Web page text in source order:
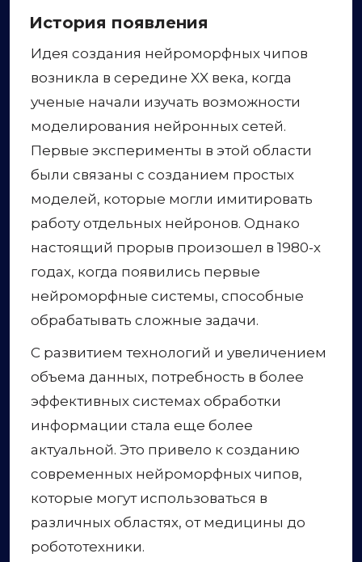
История появления
Идея создания нейроморфных чипов
возникла в середине XX века, когда
ученые начали изучать возможности
моделирования нейронных сетей.
Первые эксперименты в этой области
были связаны с созданием простых
моделей, которые могли имитировать
работу отдельных нейронов. Однако
настоящий прорыв произошел в 1980-х
годах, когда появились первые
нейроморфные системы, способные
обрабатывать сложные задачи.
С развитием технологий и увеличением
объема данных, потребность в более
эффективных системах обработки
информации стала еще более
актуальной. Это привело к созданию
современных нейроморфных чипов,
которые могут использоваться в
различных областях, от медицины до
робототехники.